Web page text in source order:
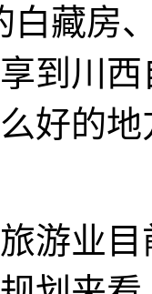
白藏房
到川
好的
业目